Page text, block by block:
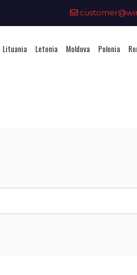
Lituania Letonia Moldova Polonia